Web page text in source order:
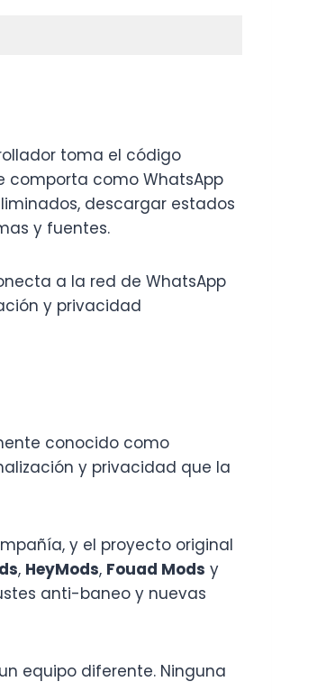
toma el código
comporta como WhatsApp
descargar estados
y fuentes.
a la red de WhatsApp
y privacidad
conocido como
y privacidad que la
y el proyecto original
, HeyMods, Fouad Mods y
anti-baneo y nuevas
equipo diferente. Ninguna